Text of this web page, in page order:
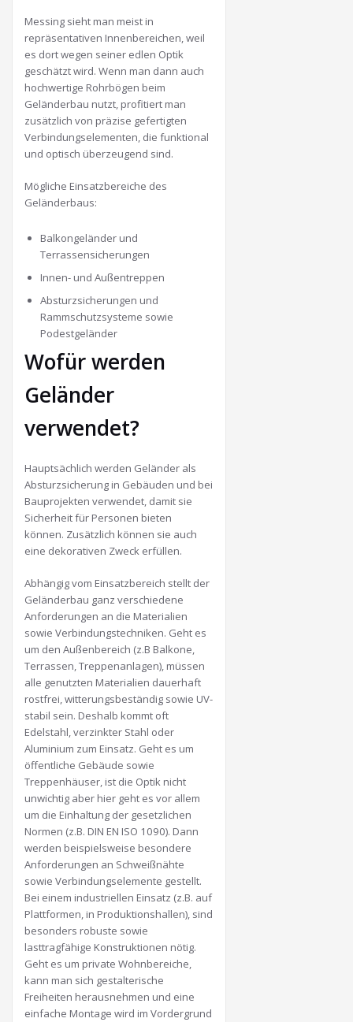
Messing sieht man meist in
repräsentativen Innenbereichen, weil
es dort wegen seiner edlen Optik
geschätzt wird. Wenn man dann auch
hochwertige Rohrbögen beim
Geländerbau nutzt, profitiert man
zusätzlich von präzise gefertigten
Verbindungselementen, die funktional
und optisch überzeugend sind.
Mögliche Einsatzbereiche des
Geländerbaus:
Balkongeländer und
Terrassensicherungen
Innen- und Außentreppen
Absturzsicherungen und
Rammschutzsysteme sowie
Podestgeländer
Wofür werden
Geländer
verwendet?
Hauptsächlich werden Geländer als
Absturzsicherung in Gebäuden und bei
Bauprojekten verwendet, damit sie
Sicherheit für Personen bieten
können. Zusätzlich können sie auch
eine dekorativen Zweck erfüllen.
Abhängig vom Einsatzbereich stellt der
Geländerbau ganz verschiedene
Anforderungen an die Materialien
sowie Verbindungstechniken. Geht es
um den Außenbereich (z.B Balkone,
Terrassen, Treppenanlagen), müssen
alle genutzten Materialien dauerhaft
rostfrei, witterungsbeständig sowie UV-
stabil sein. Deshalb kommt oft
Edelstahl, verzinkter Stahl oder
Aluminium zum Einsatz. Geht es um
öffentliche Gebäude sowie
Treppenhäuser, ist die Optik nicht
unwichtig aber hier geht es vor allem
um die Einhaltung der gesetzlichen
Normen (z.B. DIN EN ISO 1090). Dann
werden beispielsweise besondere
Anforderungen an Schweißnähte
sowie Verbindungselemente gestellt.
Bei einem industriellen Einsatz (z.B. auf
Plattformen, in Produktionshallen), sind
besonders robuste sowie
lasttragfähige Konstruktionen nötig.
Geht es um private Wohnbereiche,
kann man sich gestalterische
Freiheiten herausnehmen und eine
einfache Montage wird im Vordergrund